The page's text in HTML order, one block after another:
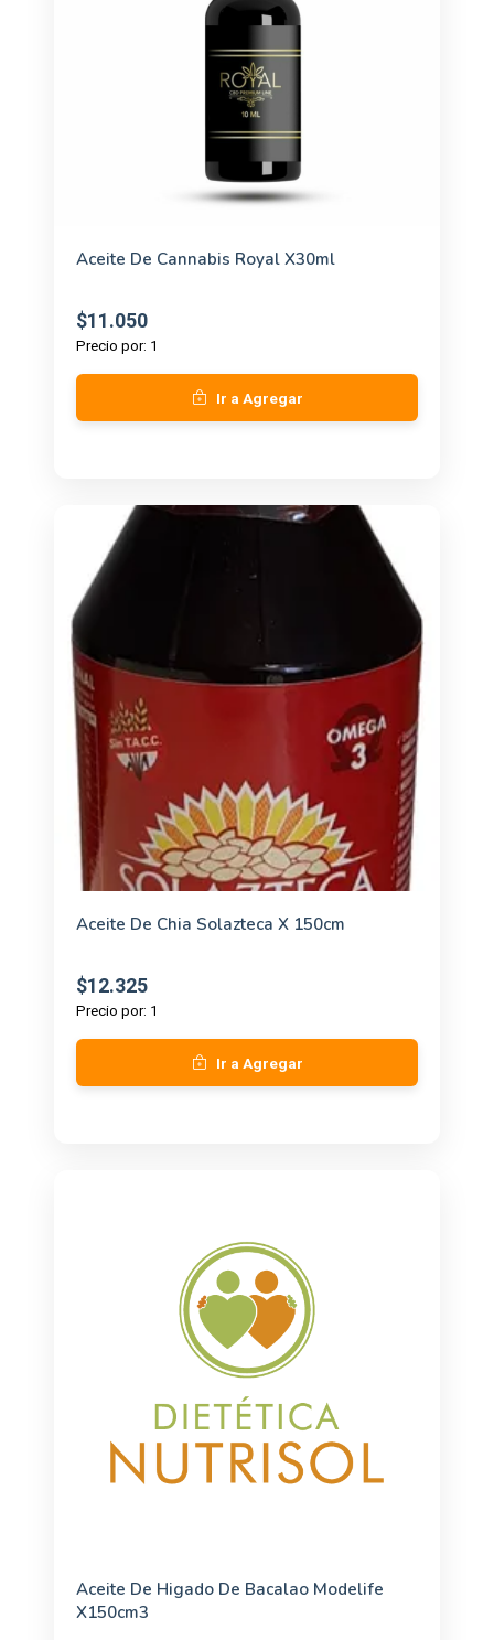
Aceite De Cannabis Royal X30ml
$11.050
Precio por: 1
Ir a Agregar
Aceite De Chia Solazteca X 150cm
$12.325
Precio por: 1
Ir a Agregar
Aceite De Higado De Bacalao Modelife
X150cm3